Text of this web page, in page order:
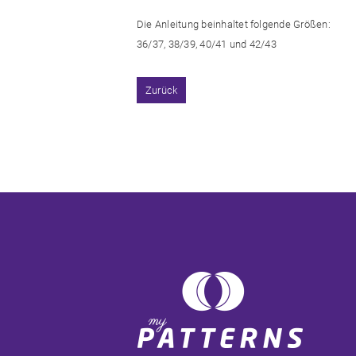
Die Anleitung beinhaltet folgende Größen:
36/37, 38/39, 40/41 und 42/43
Zurück